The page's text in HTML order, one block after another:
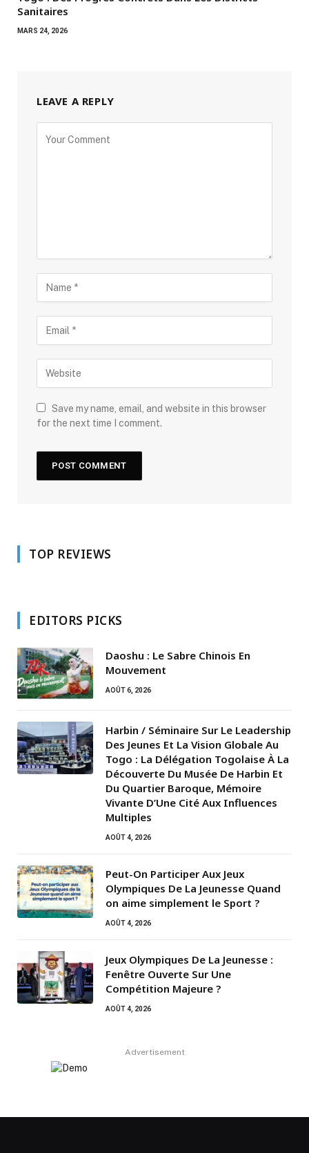
Sanitaires
MARS 24, 2026
LEAVE A REPLY
Save my name, email, and website in this browser
for the next time I comment.
TOP REVIEWS
EDITORS PICKS
Daoshu : Le Sabre Chinois En
Mouvement
AOÛT 6, 2026
Harbin / Séminaire Sur Le Leadership
Des Jeunes Et La Vision Globale Au
Togo : La Délégation Togolaise À La
Découverte Du Musée De Harbin Et
Du Quartier Baroque, Mémoire
Vivante D’Une Cité Aux Influences
Multiples
AOÛT 4, 2026
Peut-On Participer Aux Jeux
Olympiques De La Jeunesse Quand
on aime simplement le Sport ?
AOÛT 4, 2026
Jeux Olympiques De La Jeunesse :
Fenêtre Ouverte Sur Une
Compétition Majeure ?
AOÛT 4, 2026
Advertisement